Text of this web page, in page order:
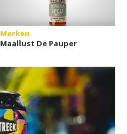
Merken
Maallust De Pauper